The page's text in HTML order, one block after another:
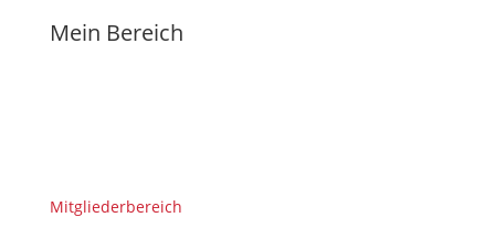
Mein Bereich
Mitgliederbereich